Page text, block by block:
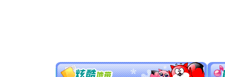
能正大光
天都要